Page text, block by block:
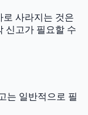
로 사라지는 것은
신고가 필요할 수
는 일반적으로 필